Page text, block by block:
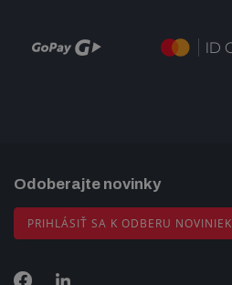
Odoberajte novinky
PRIHLÁSIŤ SA K ODBERU NOVINIEK